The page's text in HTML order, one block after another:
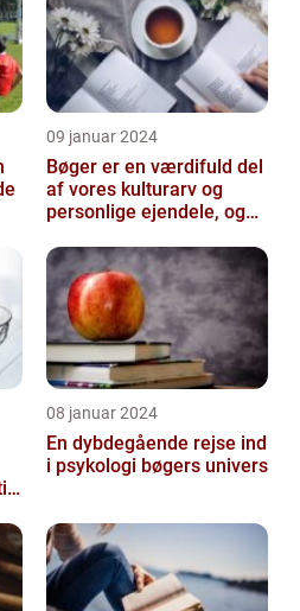
09 januar 2024
Bøger er en værdifuld del
af vores kulturarv og
personlige ejendele, og
opb...
08 januar 2024
En dybdegående rejse ind
i psykologi bøgers univers